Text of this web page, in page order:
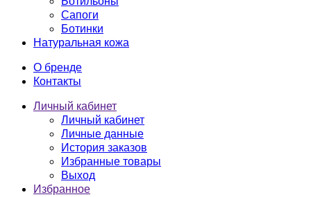
Сапоги
Ботинки
Натуральная кожа
О бренде
Контакты
Личный кабинет
Личный кабинет
Личные данные
История заказов
Избранные товары
Выход
Избранное